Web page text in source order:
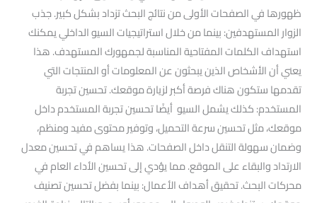
ظهورها في الصفحات الأولى من نتائج البحث تزداد بشكل كبير. جذب
الزوار المستهدفين: بينما من خلال استراتيجيات السيو الداخلي يمكنك
استهداف الكلمات المفتاحية المناسبة لجمهورك المستهدف. هذا
يعني أن الأشخاص الذين يبحثون عن المعلومات أو المنتجات التي
تقدمها ستكون هناك فرصة أكبر لزيارة موقعك. تحسين تجربة
المستخدم: كذلك يشمل السيو أيضًا تحسين تجربة المستخدم داخل
موقعك، مثل تحسين سرعة التحميل، وتوفير محتوى مفيد ومنظم،
وضمان سهولة التنقل داخل الصفحات. هذا يساهم في تحسين معدل
الارتداد والبقاء على الموقع. مما يؤدي إلى تحسين الأداء العام في
محركات البحث. تحقيق أهداف الأعمال: بينما بفضل تحسين تصنيف